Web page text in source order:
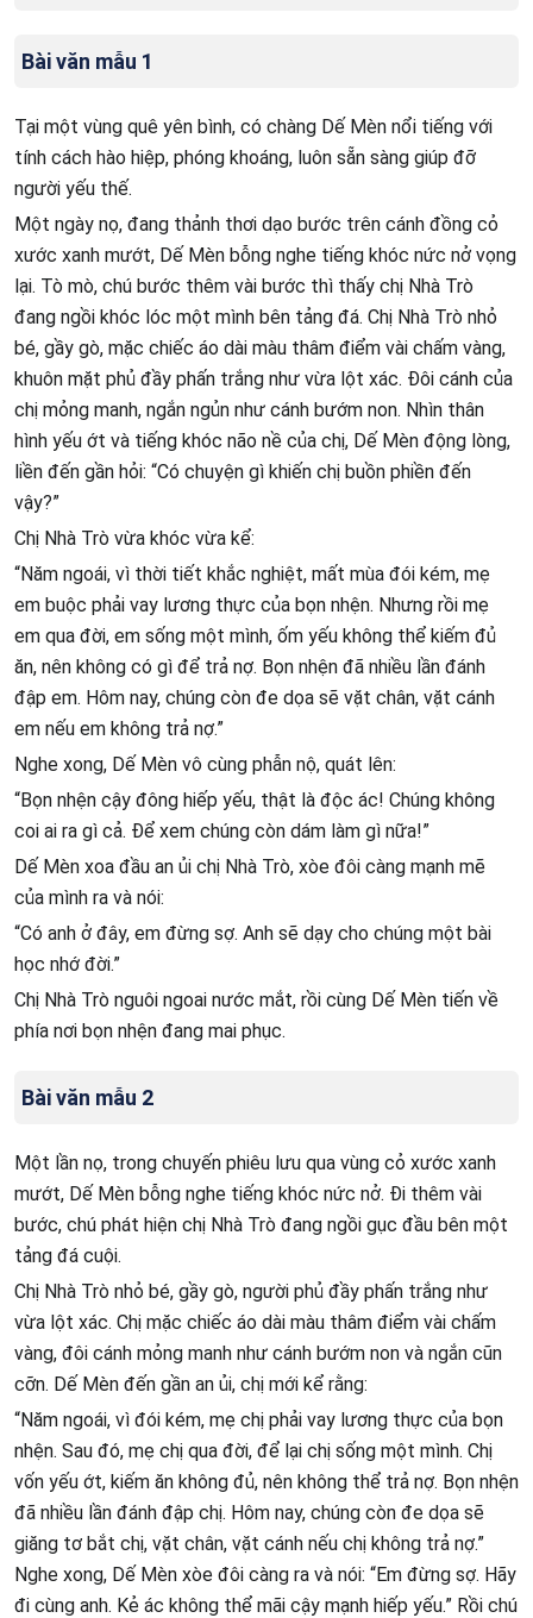
Bài văn mẫu 1
Tại một vùng quê yên bình, có chàng Dế Mèn nổi tiếng với
tính cách hào hiệp, phóng khoáng, luôn sẵn sàng giúp đỡ
người yếu thế.
Một ngày nọ, đang thảnh thơi dạo bước trên cánh đồng cỏ
xước xanh mướt, Dế Mèn bỗng nghe tiếng khóc nức nở vọng
lại. Tò mò, chú bước thêm vài bước thì thấy chị Nhà Trò
đang ngồi khóc lóc một mình bên tảng đá. Chị Nhà Trò nhỏ
bé, gầy gò, mặc chiếc áo dài màu thâm điểm vài chấm vàng,
khuôn mặt phủ đầy phấn trắng như vừa lột xác. Đôi cánh của
chị mỏng manh, ngắn ngủn như cánh bướm non. Nhìn thân
hình yếu ớt và tiếng khóc não nề của chị, Dế Mèn động lòng,
liền đến gần hỏi: “Có chuyện gì khiến chị buồn phiền đến
vậy?”
Chị Nhà Trò vừa khóc vừa kể:
“Năm ngoái, vì thời tiết khắc nghiệt, mất mùa đói kém, mẹ
em buộc phải vay lương thực của bọn nhện. Nhưng rồi mẹ
em qua đời, em sống một mình, ốm yếu không thể kiếm đủ
ăn, nên không có gì để trả nợ. Bọn nhện đã nhiều lần đánh
đập em. Hôm nay, chúng còn đe dọa sẽ vặt chân, vặt cánh
em nếu em không trả nợ.”
Nghe xong, Dế Mèn vô cùng phẫn nộ, quát lên:
“Bọn nhện cậy đông hiếp yếu, thật là độc ác! Chúng không
coi ai ra gì cả. Để xem chúng còn dám làm gì nữa!”
Dế Mèn xoa đầu an ủi chị Nhà Trò, xòe đôi càng mạnh mẽ
của mình ra và nói:
“Có anh ở đây, em đừng sợ. Anh sẽ dạy cho chúng một bài
học nhớ đời.”
Chị Nhà Trò nguôi ngoai nước mắt, rồi cùng Dế Mèn tiến về
phía nơi bọn nhện đang mai phục.
Bài văn mẫu 2
Một lần nọ, trong chuyến phiêu lưu qua vùng cỏ xước xanh
mướt, Dế Mèn bỗng nghe tiếng khóc nức nở. Đi thêm vài
bước, chú phát hiện chị Nhà Trò đang ngồi gục đầu bên một
tảng đá cuội.
Chị Nhà Trò nhỏ bé, gầy gò, người phủ đầy phấn trắng như
vừa lột xác. Chị mặc chiếc áo dài màu thâm điểm vài chấm
vàng, đôi cánh mỏng manh như cánh bướm non và ngắn cũn
cỡn. Dế Mèn đến gần an ủi, chị mới kể rằng:
“Năm ngoái, vì đói kém, mẹ chị phải vay lương thực của bọn
nhện. Sau đó, mẹ chị qua đời, để lại chị sống một mình. Chị
vốn yếu ớt, kiếm ăn không đủ, nên không thể trả nợ. Bọn nhện
đã nhiều lần đánh đập chị. Hôm nay, chúng còn đe dọa sẽ
giăng tơ bắt chị, vặt chân, vặt cánh nếu chị không trả nợ.”
Nghe xong, Dế Mèn xòe đôi càng ra và nói: “Em đừng sợ. Hãy
đi cùng anh. Kẻ ác không thể mãi cậy mạnh hiếp yếu.” Rồi chú